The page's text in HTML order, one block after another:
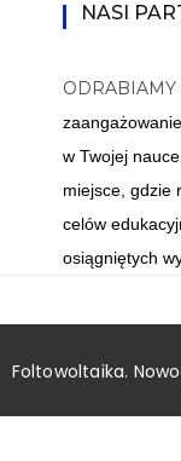
NASI
ODRABIAMY
w Twojej
miejsce, gdzie
celów
osiągniętych
Foltowoltaika.